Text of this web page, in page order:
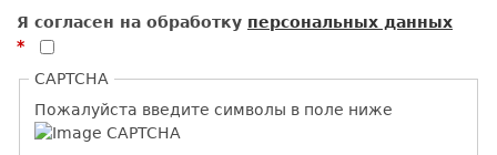
Я согласен на обработку персональных данных
*
CAPTCHA
Пожалуйста введите символы в поле ниже